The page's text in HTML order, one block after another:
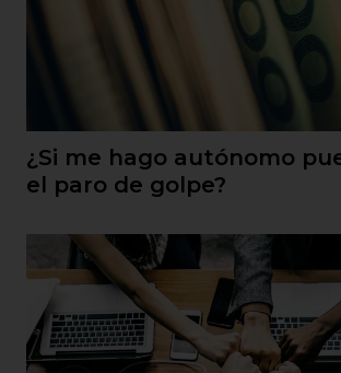
¿Si me hago autónomo
el paro de golpe?